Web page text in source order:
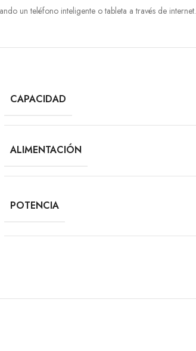
un teléfono inteligente o tableta a través de internet.
CAPACIDAD
ALIMENTACIÓN
POTENCIA